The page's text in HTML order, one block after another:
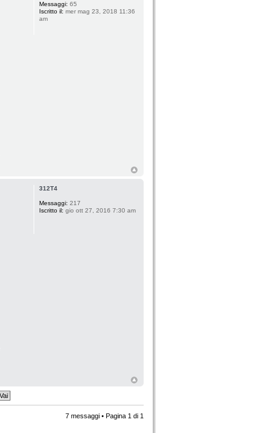
Messaggi: 65
Iscritto il: mer mag 23, 2018 11:36
am
312T4
Messaggi: 217
Iscritto il: gio ott 27, 2016 7:30 am
7 messaggi • Pagina 1 di 1